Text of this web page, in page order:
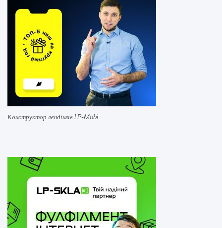
Конструктор лендінгів LP-Mobi